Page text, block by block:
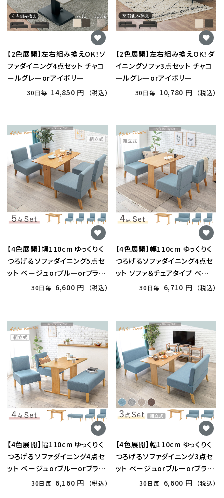
【2色展開】左右組み換えOK！ソ
ファダイニング4点セット チャコ
ールグレーorアイボリー
30日毎 14,850 円 （税込）
【2色展開】左右組み換えOK！ダ
イニングソファ3点セット チャコ
ールグレーorアイボリー
30日毎 10,780 円 （税込）
【4色展開】幅110cm ゆっくりく
つろげるソファダイニング5点セ
ット ベージュorブルーorブラウ
ンorライトグレー
30日毎 6,600 円 （税込）
【4色展開】幅110cm ゆっくりく
つろげるソファダイニング4点セ
ット ソファ＆チェアタイプ ベー
ジュorブルーorブラウンorライ
30日毎 6,710 円 （税込）
【4色展開】幅110cm ゆっくりく
つろげるソファダイニング4点セ
ット ベージュorブルーorブラウ
ンorライトグレー
30日毎 6,160 円 （税込）
【4色展開】幅110cm ゆっくりく
つろげるソファダイニング3点セ
ット ベージュorブルーorブラウ
ンorライトグレー
30日毎 6,600 円 （税込）